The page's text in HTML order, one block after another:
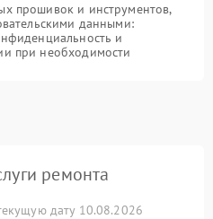
прошивок и инструментов,
данными:
и
при необходимости
ремонта
дату 10.08.2026